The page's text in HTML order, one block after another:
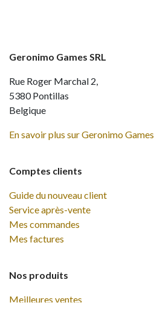
Comptes clients
Guide du nouveau client
Service après-vente
Mes commandes
Mes factures
Nos produits
Meilleures ventes
Geronimo Games SRL
Rue Roger Marchal 2,
5380 Pontillas
Belgique
En savoir plus sur Geronimo Games